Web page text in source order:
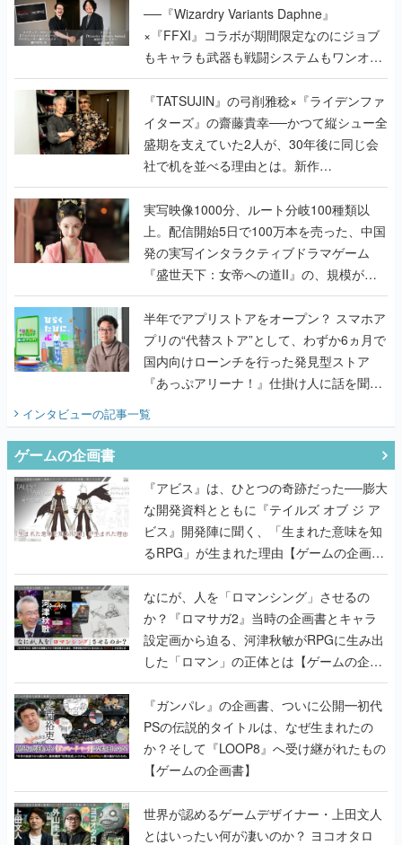
──『Wizardry Variants Daphne』
×『FFXI』コラボが期間限定なのにジョブ
もキャラも武器も戦闘システムもワンオフ
で作り込まれた理由を両ディレクターに聞
く
『TATSUJIN』の弓削雅稔×『ライデンファ
イターズ』の齋藤貴幸──かつて縦シュー全
盛期を支えていた2人が、30年後に同じ会
社で机を並べる理由とは。新作
『TATSUJIN EXTREME』で初タッグを組
んだレジェンド2人に訊く開発秘話
実写映像1000分、ルート分岐100種類以
上。配信開始5日で100万本を売った、中国
発の実写インタラクティブドラマゲーム
『盛世天下：女帝への道II』の、規模が違
うこだわりをプロデューサーに聞いた
半年でアプリストアをオープン？ スマホア
プリの“代替ストア”として、わずか6ヵ月で
国内向けローンチを行った発見型ストア
『あっぷアリーナ！』仕掛け人に話を聞い
インタビューの記事一覧
ゲームの企画書
『アビス』は、ひとつの奇跡だった──膨大
な開発資料とともに『テイルズ オブ ジ ア
ビス』開発陣に聞く、「生まれた意味を知
るRPG」が生まれた理由【ゲームの企画
書】
なにが、人を「ロマンシング」させるの
か？『ロマサガ2』当時の企画書とキャラ
設定画から迫る、河津秋敏がRPGに生み出
した「ロマン」の正体とは【ゲームの企画
書】
『ガンパレ』の企画書、ついに公開━初代
PSの伝説的タイトルは、なぜ生まれたの
か？そして『LOOP8』へ受け継がれたもの
【ゲームの企画書】
世界が認めるゲームデザイナー・上田文人
とはいったい何が凄いのか？ ヨコオタロ